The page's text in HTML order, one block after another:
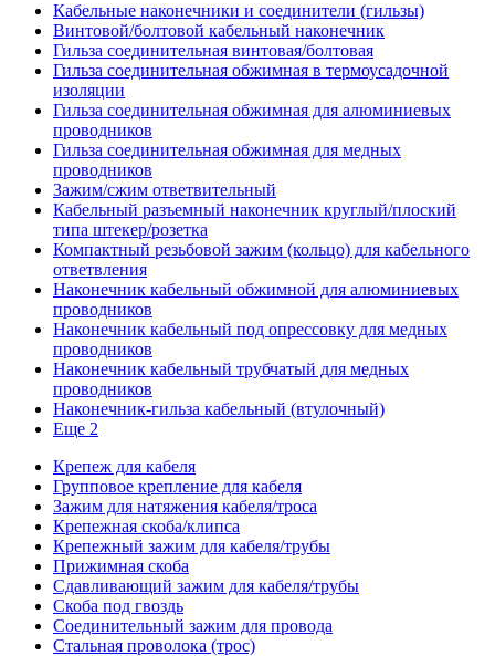
Кабельные наконечники и соединители (гильзы)
Винтовой/болтовой кабельный наконечник
Гильза соединительная винтовая/болтовая
Гильза соединительная обжимная в термоусадочной
изоляции
Гильза соединительная обжимная для алюминиевых
проводников
Гильза соединительная обжимная для медных
проводников
Зажим/сжим ответвительный
Кабельный разъемный наконечник круглый/плоский
типа штекер/розетка
Компактный резьбовой зажим (кольцо) для кабельного
ответвления
Наконечник кабельный обжимной для алюминиевых
проводников
Наконечник кабельный под опрессовку для медных
проводников
Наконечник кабельный трубчатый для медных
проводников
Наконечник-гильза кабельный (втулочный)
Еще 2
Крепеж для кабеля
Групповое крепление для кабеля
Зажим для натяжения кабеля/троса
Крепежная скоба/клипса
Крепежный зажим для кабеля/трубы
Прижимная скоба
Сдавливающий зажим для кабеля/трубы
Скоба под гвоздь
Соединительный зажим для провода
Стальная проволока (трос)